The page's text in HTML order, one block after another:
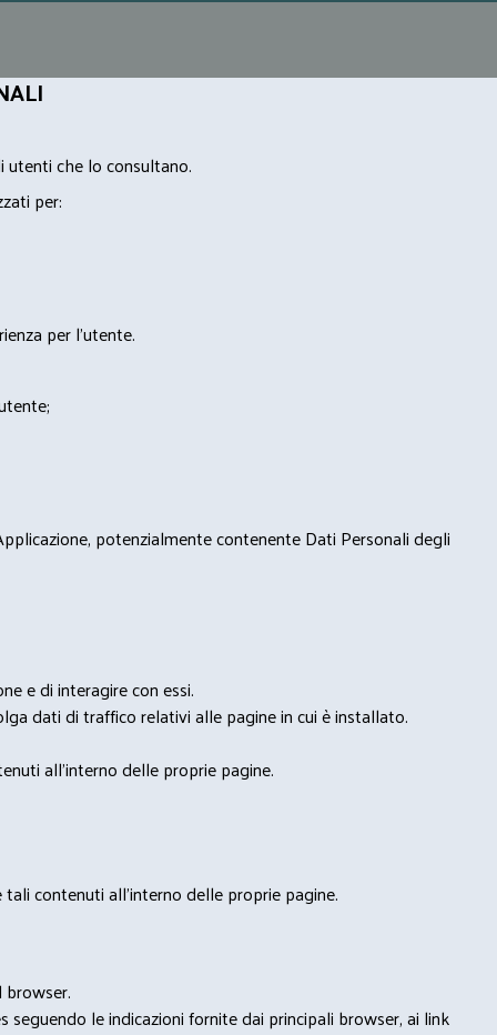
che lo consultano.
per:
per l'utente.
potenzialmente contenente Dati Personali degli
e di interagire con essi.
dati di traffico relativi alle pagine in cui è installato.
all'interno delle proprie pagine.
contenuti all'interno delle proprie pagine.
le indicazioni fornite dai principali browser, ai link